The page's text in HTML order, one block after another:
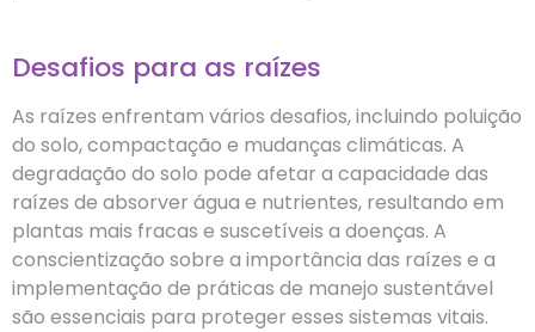
Desafios para as raízes
As raízes enfrentam vários desafios, incluindo poluição
do solo, compactação e mudanças climáticas. A
degradação do solo pode afetar a capacidade das
raízes de absorver água e nutrientes, resultando em
plantas mais fracas e suscetíveis a doenças. A
conscientização sobre a importância das raízes e a
implementação de práticas de manejo sustentável
são essenciais para proteger esses sistemas vitais.